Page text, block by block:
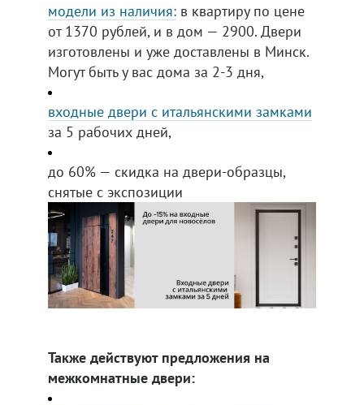
модели из наличия: в квартиру по цене
от 1370 рублей, и в дом — 2900. Двери
изготовлены и уже доставлены в Минск.
Могут быть у вас дома за 2-3 дня,
входные двери с итальянскими замками
за 5 рабочих дней,
до 60% — скидка на двери-образцы,
снятые с экспозиции
Также действуют предложения на
межкомнатные двери: